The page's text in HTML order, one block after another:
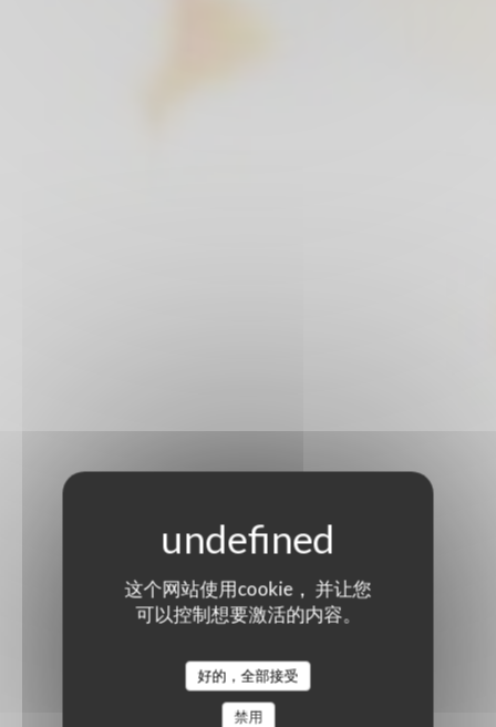
这个网站使用cookie， 并让您
可以控制想要激活的内容。
好的，全部接受
禁用